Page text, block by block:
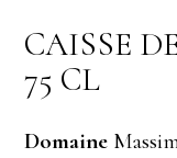
CAISSE
75 CL
Domaine